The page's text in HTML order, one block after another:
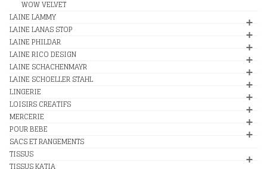
WOW VELVET
LAINE LAMMY
LAINE LANAS STOP
LAINE PHILDAR
LAINE RICO DESIGN
LAINE SCHACHENMAYR
LAINE SCHOELLER STAHL
LINGERIE
LOISIRS CREATIFS
MERCERIE
POUR BEBE
SACS ET RANGEMENTS
TISSUS
TISSUS KATIA